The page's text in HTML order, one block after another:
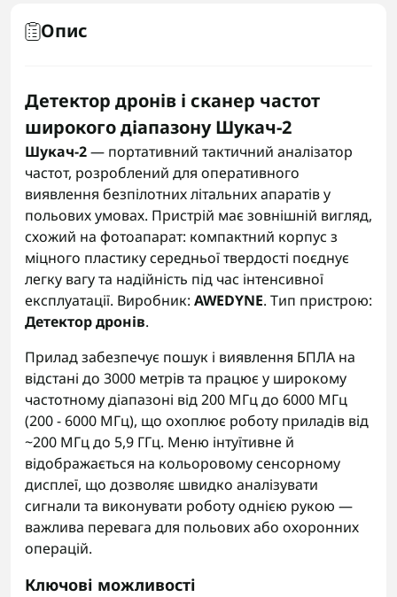
Опис
Детектор дронів і сканер частот
широкого діапазону Шукач-2
Шукач-2— портативний тактичний аналізатор
частот, розроблений для оперативного
виявлення безпілотних літальних апаратів у
польових умовах. Пристрій має зовнішній вигляд,
схожий на фотоапарат: компактний корпус з
міцного пластику середньої твердості поєднує
легку вагу та надійність під час інтенсивної
експлуатації. Виробник: AWEDYNE. Тип пристрою:
Детектор дронів.
Прилад забезпечує пошук і виявлення БПЛА на
відстані до 3000 метрів та працює у широкому
частотному діапазоні від 200 МГц до 6000 МГц
(200 - 6000 МГц), що охоплює роботу приладів від
~200 МГц до 5,9 ГГц. Меню інтуїтивне й
відображається на кольоровому сенсорному
дисплеї, що дозволяє швидко аналізувати
сигнали та виконувати роботу однією рукою —
важлива перевага для польових або охоронних
операцій.
Ключові можливості